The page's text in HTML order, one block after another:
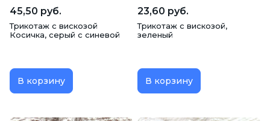
45,50 руб.
Трикотаж с вискозой
Косичка, серый с синевой
В корзину
23,60 руб.
Трикотаж c вискозой,
зеленый
В корзину